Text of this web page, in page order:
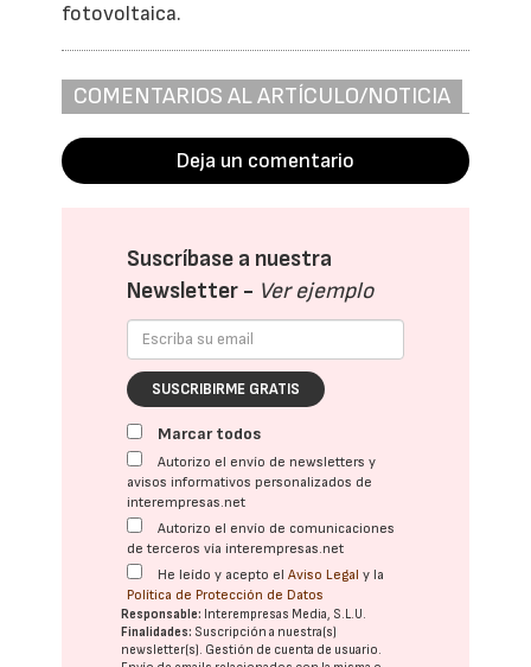
fotovoltaica.
COMENTARIOS AL ARTÍCULO/NOTICIA
Deja un comentario
Suscríbase a nuestra
Newsletter - Ver ejemplo
SUSCRIBIRME GRATIS
Marcar todos
Autorizo el envío de newsletters y
avisos informativos personalizados de
interempresas.net
Autorizo el envío de comunicaciones
de terceros vía interempresas.net
He leído y acepto elAviso Legal y la
Política de Protección de Datos
Responsable: Interempresas Media, S.L.U.
Finalidades: Suscripción a nuestra(s)
newsletter(s). Gestión de cuenta de usuario.